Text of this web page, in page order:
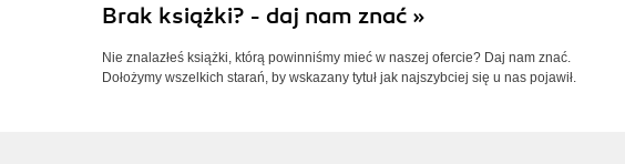
Brak książki? - daj nam znać »
Nie znalazłeś książki, którą powinniśmy mieć w naszej ofercie? Daj nam znać.
Dołożymy wszelkich starań, by wskazany tytuł jak najszybciej się u nas pojawił.